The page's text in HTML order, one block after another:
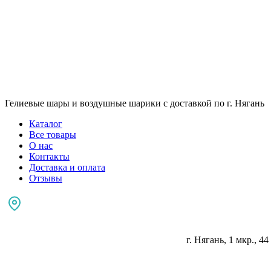
Гелиевые шары и воздушные шарики с доставкой по г. Нягань
Каталог
Все товары
О нас
Контакты
Доставка и оплата
Отзывы
г. Нягань, 1 мкр., 44